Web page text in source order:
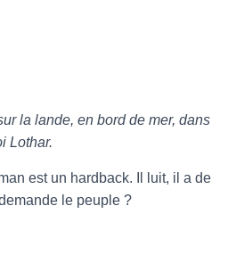
la lande, en bord de mer, dans
Lothar.
est un hardback. Il luit, il a de
le peuple ?